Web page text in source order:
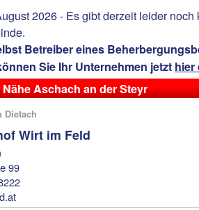
2026 - Es gibt derzeit leider
Betreiber eines
Sie Ihr Unternehmen jetzt hier
Aschach an der Steyr
Dietach
Wirt im Feld
99